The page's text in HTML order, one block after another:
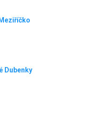
Dubenky